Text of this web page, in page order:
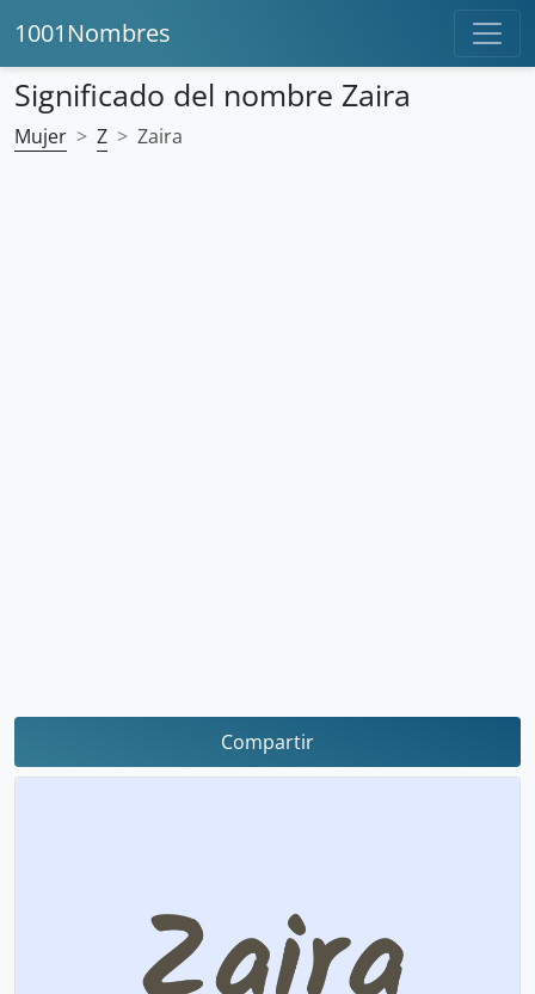
1001Nombres
Significado del nombre Zaira
Mujer Z Zaira
Compartir